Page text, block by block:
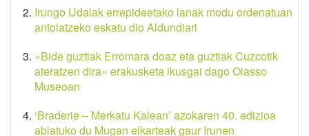
Irungo Udalak errepideetako lanak modu ordenatuan
antolatzeko eskatu dio Aldundiari
«Bide guztiak Erromara doaz eta guztiak Cuzcotik
ateratzen dira» erakusketa ikusgai dago Oiasso
Museoan
‘Braderie – Merkatu Kalean’ azokaren 40. edizioa
abiatuko du Mugan elkarteak gaur Irunen